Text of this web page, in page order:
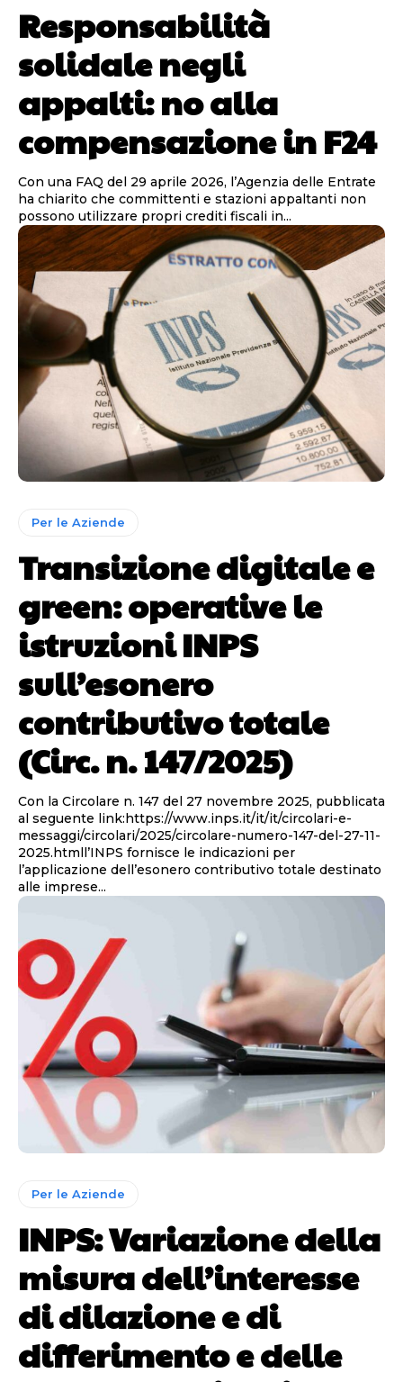
Responsabilità
solidale negli
appalti: no alla
compensazione in F24
Con una FAQ del 29 aprile 2026, l’Agenzia delle Entrate
ha chiarito che committenti e stazioni appaltanti non
possono utilizzare propri crediti fiscali in...
Per le Aziende
Transizione digitale e
green: operative le
istruzioni INPS
sull’esonero
contributivo totale
(Circ. n. 147/2025)
Con la Circolare n. 147 del 27 novembre 2025, pubblicata
al seguente link:https://www.inps.it/it/it/circolari-e-
messaggi/circolari/2025/circolare-numero-147-del-27-11-
2025.htmll’INPS fornisce le indicazioni per
l’applicazione dell’esonero contributivo totale destinato
alle imprese...
Per le Aziende
INPS: Variazione della
misura dell’interesse
di dilazione e di
differimento e delle